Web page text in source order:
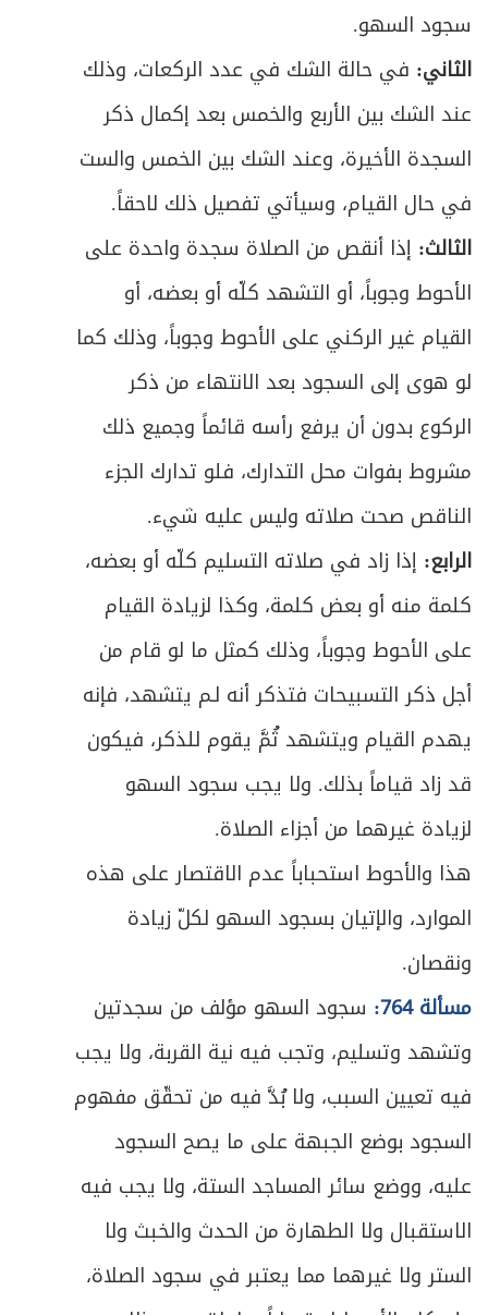
سجود السهو.
الثاني: في حالة الشك في عدد الركعات، وذلك
عند الشك بين الأربع والخمس بعد إكمال ذكر
السجدة الأخيرة، وعند الشك بين الخمس والست
في حال القيام، وسيأتي تفصيل ذلك لاحقاً.
الثالث: إذا أنقص من الصلاة سجدة واحدة على
الأحوط وجوباً، أو التشهد كلّه أو بعضه، أو
القيام غير الركني على الأحوط وجوباً، وذلك كما
لو هوى إلى السجود بعد الانتهاء من ذكر
الركوع بدون أن يرفع رأسه قائماً وجميع ذلك
مشروط بفوات محل التدارك، فلو تدارك الجزء
الناقص صحت صلاته وليس عليه شيء.
الرابع: إذا زاد في صلاته التسليم كلّه أو بعضه،
كلمة منه أو بعض كلمة، وكذا لزيادة القيام
على الأحوط وجوباً، وذلك كمثل ما لو قام من
أجل ذكر التسبيحات فتذكر أنه لـم يتشهد، فإنه
يهدم القيام ويتشهد ثُمَّ يقوم للذكر، فيكون
قد زاد قياماً بذلك. ولا يجب سجود السهو
لزيادة غيرهما من أجزاء الصلاة.
هذا والأحوط استحباباً عدم الاقتصار على هذه
الموارد، والإتيان بسجود السهو لكلّ زيادة
ونقصان.
مسألة 764:
سجود السهو مؤلف من سجدتين
وتشهد وتسليم، وتجب فيه نية القربة، ولا يجب
فيه تعيين السبب، ولا بُدَّ فيه من تحقّق مفهوم
السجود بوضع الجبهة على ما يصح السجود
عليه، ووضع سائر المساجد الستة، ولا يجب فيه
الاستقبال ولا الطهارة من الحدث والخبث ولا
الستر ولا غيرهما مما يعتبر في سجود الصلاة،